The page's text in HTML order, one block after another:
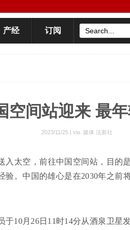
产经 订阅
空间站迎来 最年
2023/11/25 | via. 媒体 法新社
入太空，前往中国空间站，目的
验。中国的雄心是在2030年之前
10月26日11时14分从酒泉卫星